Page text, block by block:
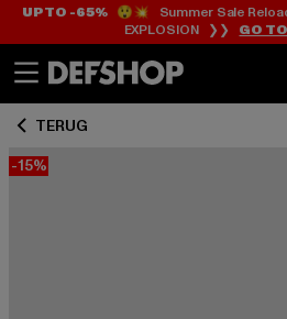
Ga
naar
Ga
naar
UP TO -65%😲💥 Summer Sale
EXPLOSION ❯❯ GO
TERUG
-15%